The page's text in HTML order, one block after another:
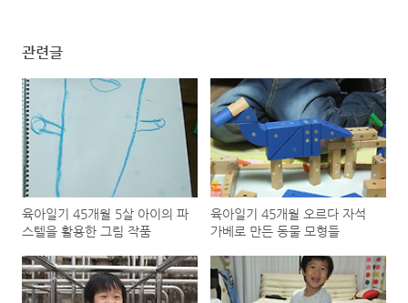
관련글
육아일기 45개월 5살 아이의 파
스텔을 활용한 그림 작품
육아일기 45개월 오르다 자석
가베로 만든 동물 모형들